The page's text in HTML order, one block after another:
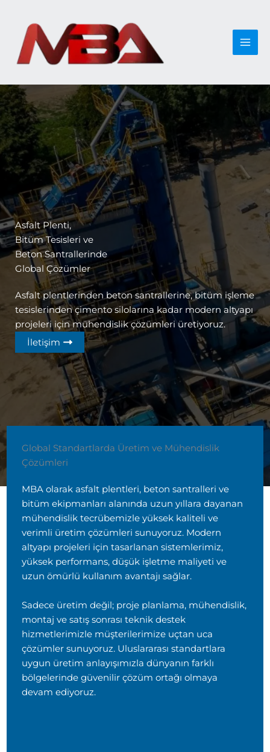
Asfalt Plenti,
Bitüm Tesisleri ve
Beton Santrallerinde
Global Çözümler
Asfalt plentlerinden beton santrallerine, bitüm işleme
tesislerinden çimento silolarına kadar modern altyapı
projeleri için mühendislik çözümleri üretiyoruz.
İletişim
Global Standartlarda Üretim ve Mühendislik
Çözümleri
MBA olarak asfalt plentleri, beton santralleri ve
bitüm ekipmanları alanında uzun yıllara dayanan
mühendislik tecrübemizle yüksek kaliteli ve
verimli üretim çözümleri sunuyoruz. Modern
altyapı projeleri için tasarlanan sistemlerimiz,
yüksek performans, düşük işletme maliyeti ve
uzun ömürlü kullanım avantajı sağlar.
Sadece üretim değil; proje planlama, mühendislik,
montaj ve satış sonrası teknik destek
hizmetlerimizle müşterilerimize uçtan uca
çözümler sunuyoruz. Uluslararası standartlara
uygun üretim anlayışımızla dünyanın farklı
bölgelerinde güvenilir çözüm ortağı olmaya
devam ediyoruz.